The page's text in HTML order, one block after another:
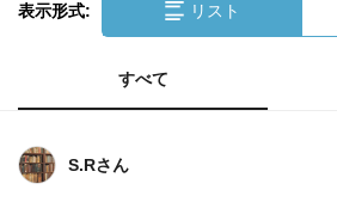
表示形式: リスト
すべて
S.Rさん